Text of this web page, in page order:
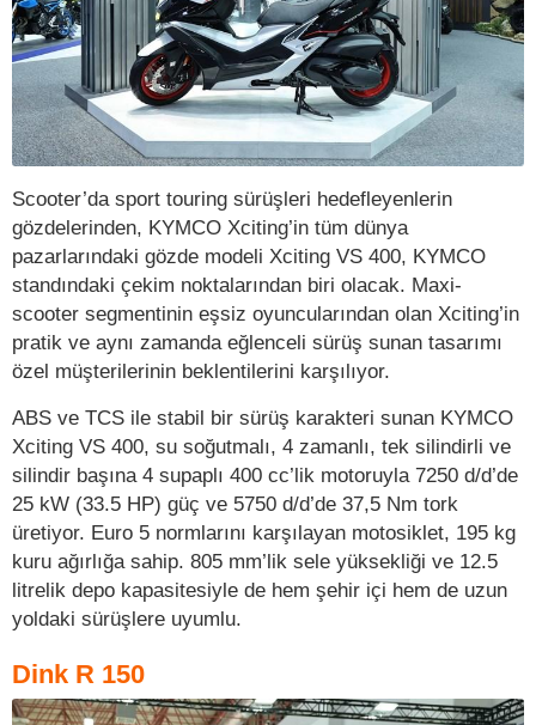
Scooter’da sport touring sürüşleri hedefleyenlerin
gözdelerinden, KYMCO Xciting’in tüm dünya
pazarlarındaki gözde modeli Xciting VS 400, KYMCO
standındaki çekim noktalarından biri olacak. Maxi-
scooter segmentinin eşsiz oyuncularından olan Xciting’in
pratik ve aynı zamanda eğlenceli sürüş sunan tasarımı
özel müşterilerinin beklentilerini karşılıyor.
ABS ve TCS ile stabil bir sürüş karakteri sunan KYMCO
Xciting VS 400, su soğutmalı, 4 zamanlı, tek silindirli ve
silindir başına 4 supaplı 400 cc’lik motoruyla 7250 d/d’de
25 kW (33.5 HP) güç ve 5750 d/d’de 37,5 Nm tork
üretiyor. Euro 5 normlarını karşılayan motosiklet, 195 kg
kuru ağırlığa sahip. 805 mm’lik sele yüksekliği ve 12.5
litrelik depo kapasitesiyle de hem şehir içi hem de uzun
yoldaki sürüşlere uyumlu.
Dink R 150